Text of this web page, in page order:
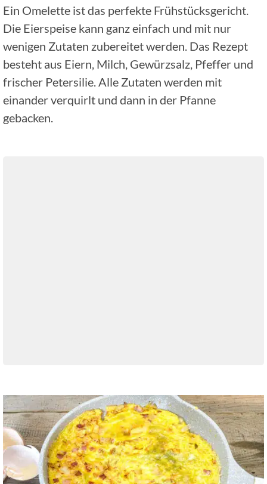
Ein Omelette ist das perfekte Frühstücksgericht.
Die Eierspeise kann ganz einfach und mit nur
wenigen Zutaten zubereitet werden. Das Rezept
besteht aus Eiern, Milch, Gewürzsalz, Pfeffer und
frischer Petersilie. Alle Zutaten werden mit
einander verquirlt und dann in der Pfanne
gebacken.